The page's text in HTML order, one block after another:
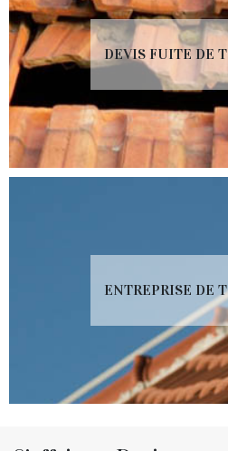
DEVIS FUITE DE
ENTREPRISE DE